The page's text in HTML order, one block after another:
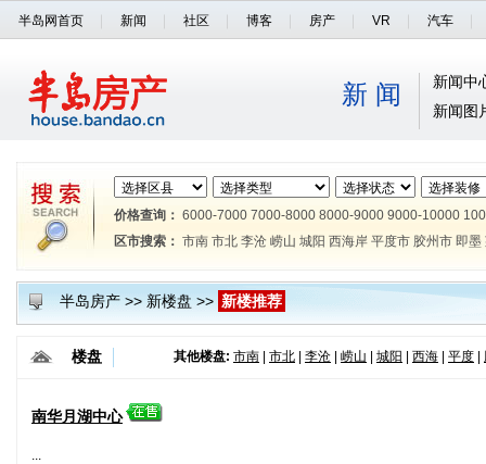
半岛网首页 新闻 社区 博客 房产 VR 汽车
新 闻
新闻中
新闻图
价格查询： 6000-7000 7000-8000 8000-9000 9000-10000
区市搜索： 市南 市北 李沧 崂山 城阳 西海岸 平度市 胶州市 即墨
半岛房产 >> 新楼盘 >> 新楼推荐
楼盘 其他楼盘: 市南 市北 李沧 崂山 城阳 西海 平度
南华月湖中心
...